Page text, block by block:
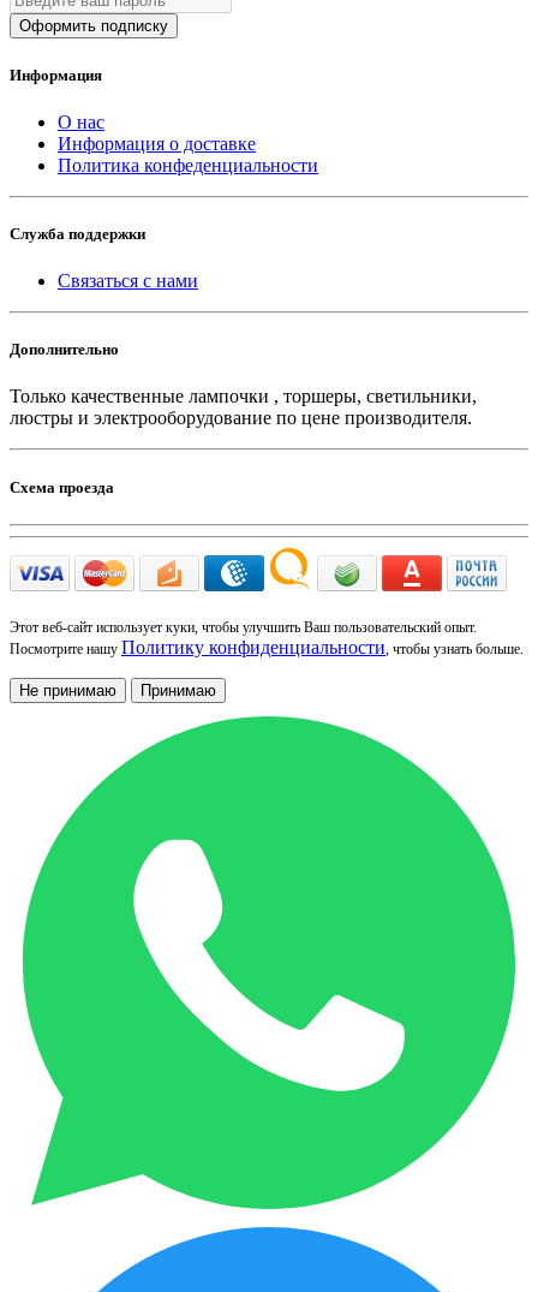
Оформить подписку
Информация
О нас
Информация о доставке
Политика конфеденциальности
Служба поддержки
Связаться с нами
Дополнительно
Только качественные лампочки , торшеры, светильники,
люстры и электрооборудование по цене производителя.
Схема проезда
Этот веб-сайт использует куки, чтобы улучшить Ваш пользовательский опыт.
Посмотрите нашу Политику конфиденциальности, чтобы узнать больше.
Не принимаю Принимаю